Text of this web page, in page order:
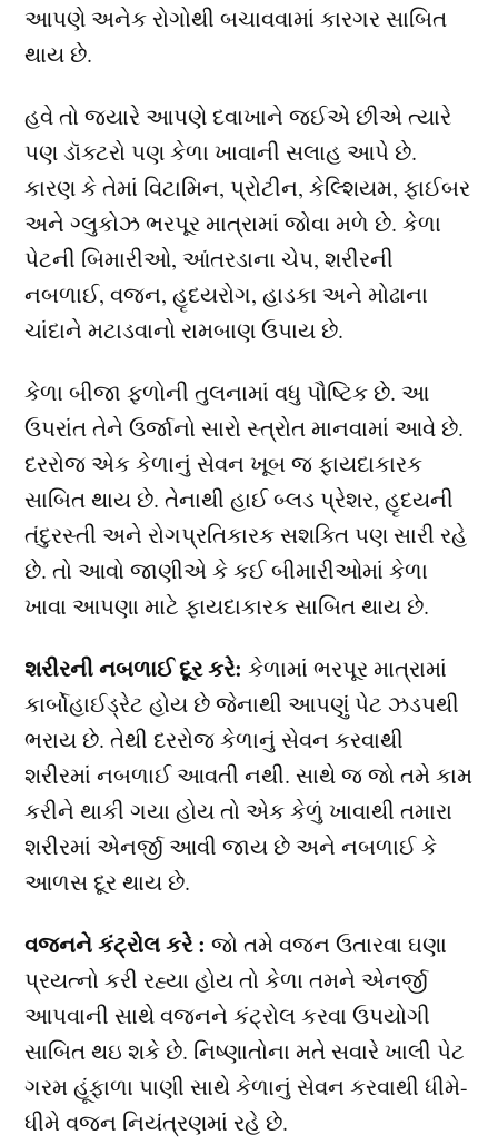
આપણે અનેક રોગોથી બચાવવામાં કારગર સાબિત
થાય છે.
હવે તો જયારે આપણે દવાખાને જઈએ છીએ ત્યારે
પણ ડૉક્ટરો પણ કેળા ખાવાની સલાહ આપે છે.
કારણ કે તેમાં વિટામિન, પ્રોટીન, કેલ્શિયમ, ફાઈબર
અને ગ્લુકોઝ ભરપૂર માત્રામાં જોવા મળે છે. કેળા
પેટની બિમારીઓ, આંતરડાના ચેપ, શરીરની
નબળાઈ, વજન, હૃદયરોગ, હાડકા અને મોઢાના
ચાંદાને મટાડવાનો રામબાણ ઉપાય છે.
કેળા બીજા ફળોની તુલનામાં વધુ પૌષ્ટિક છે. આ
ઉપરાંત તેને ઉર્જાનો સારો સ્ત્રોત માનવામાં આવે છે.
દરરોજ એક કેળાનું સેવન ખૂબ જ ફાયદાકારક
સાબિત થાય છે. તેનાથી હાઈ બ્લડ પ્રેશર, હૃદયની
તંદુરસ્તી અને રોગપ્રતિકારક સશક્તિ પણ સારી રહે
છે. તો આવો જાણીએ કે કઈ બીમારીઓમાં કેળા
ખાવા આપણા માટે ફાયદાકારક સાબિત થાય છે.
શરીરની નબળાઈ દૂર કરે: કેળામાં ભરપૂર માત્રામાં
કાર્બોહાઈડ્રેટ હોય છે જેનાથી આપણું પેટ ઝડપથી
ભરાય છે. તેથી દરરોજ કેળાનું સેવન કરવાથી
શરીરમાં નબળાઈ આવતી નથી. સાથે જ જો તમે કામ
કરીને થાકી ગયા હોય તો એક કેળું ખાવાથી તમારા
શરીરમાં એનર્જી આવી જાય છે અને નબળાઈ કે
આળસ દૂર થાય છે.
વજનને કંટ્રોલ કરે : જો તમે વજન ઉતારવા ઘણા
પ્રયત્નો કરી રહ્યા હોય તો કેળા તમને એનર્જી
આપવાની સાથે વજનને કંટ્રોલ કરવા ઉપયોગી
સાબિત થઇ શકે છે. નિષ્ણાતોના મતે સવારે ખાલી પેટ
ગરમ હૂંફાળા પાણી સાથે કેળાનું સેવન કરવાથી ધીમે-
ધીમે વજન નિયંત્રણમાં રહે છે.